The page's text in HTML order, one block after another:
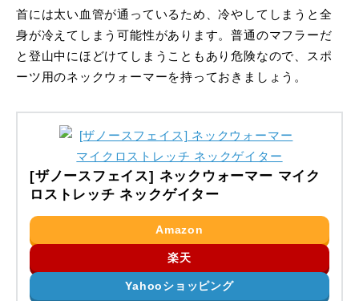
首には太い血管が通っているため、冷やしてしまうと全
身が冷えてしまう可能性があります。普通のマフラーだ
と登山中にほどけてしまうこともあり危険なので、スポ
ーツ用のネックウォーマーを持っておきましょう。
[ザノースフェイス] ネックウォーマー マイク
ロストレッチ ネックゲイター
Amazon
楽天
Yahooショッピング